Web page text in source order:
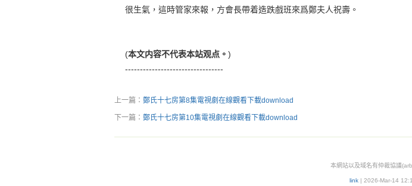
很生氣，這時管家來報，方會長帶着造跌戲班來爲鄭夫人祝壽。
(本文内容不代表本站观点。 )
---------------------------------
上一篇： 鄭氏十七房第8集電視劇在線觀看下載download
下一篇： 鄭氏十七房第10集電視劇在線觀看下載download
本網站以及域名有仲裁協議
link| 2026-Mar-14